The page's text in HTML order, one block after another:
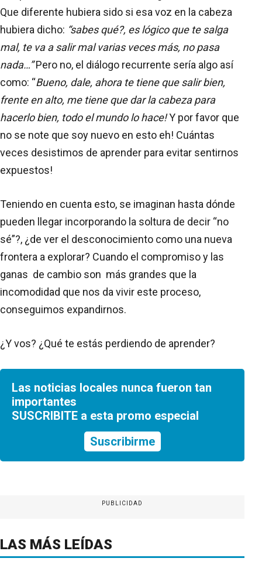
Que diferente hubiera sido si esa voz en la cabeza
hubiera dicho: “sabes qué?, es lógico que te salga
mal, te va a salir mal varias veces más, no pasa
nada…”Pero no, el diálogo recurrente sería algo así
como: “Bueno, dale, ahora te tiene que salir bien,
frente en alto, me tiene que dar la cabeza para
hacerlo bien, todo el mundo lo hace!Y por favor que
no se note que soy nuevo en esto eh! Cuántas
veces desistimos de aprender para evitar sentirnos
expuestos!
Teniendo en cuenta esto, se imaginan hasta dónde
pueden llegar incorporando la soltura de decir “no
sé”?, ¿de ver el desconocimiento como una nueva
frontera a explorar? Cuando el compromiso y las
ganas de cambio son más grandes que la
incomodidad que nos da vivir este proceso,
conseguimos expandirnos.
¿Y vos? ¿Qué te estás perdiendo de aprender?
Las noticias locales nunca fueron tan
importantes
SUSCRIBITE a esta promo especial
Suscribirme
PUBLICIDAD
LAS MÁS LEÍDAS